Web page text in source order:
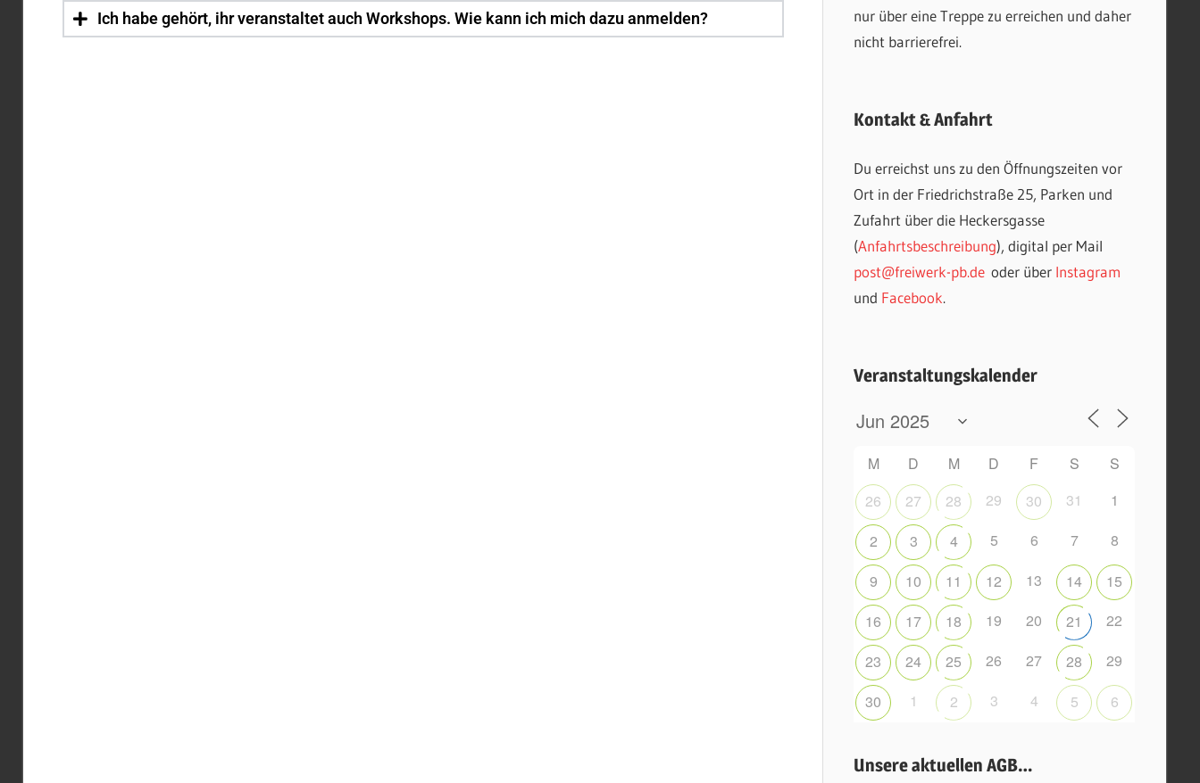
Ich habe gehört, ihr veranstaltet auch Workshops. Wie kann ich mich dazu anmelden?
nur über eine Treppe zu erreichen und daher
nicht barrierefrei.
Kontakt & Anfahrt
Du erreichst uns zu den Öffnungszeiten vor
Ort in der Friedrichstraße 25, Parken und
Zufahrt über die Heckersgasse
(Anfahrtsbeschreibung), digital per Mail
post@freiwerk-pb.deoder über Instagram
und Facebook.
Veranstaltungskalender
M D M D F S
S
26
27 28 29 30 31
1
2
3 4 5 6 7
8
9
10 11 12 13 14
15
16
17 18 19 20 21
22
23
24 25 26 27 28
29
30
1 2 3 4 5 6
Unsere aktuellen AGB…